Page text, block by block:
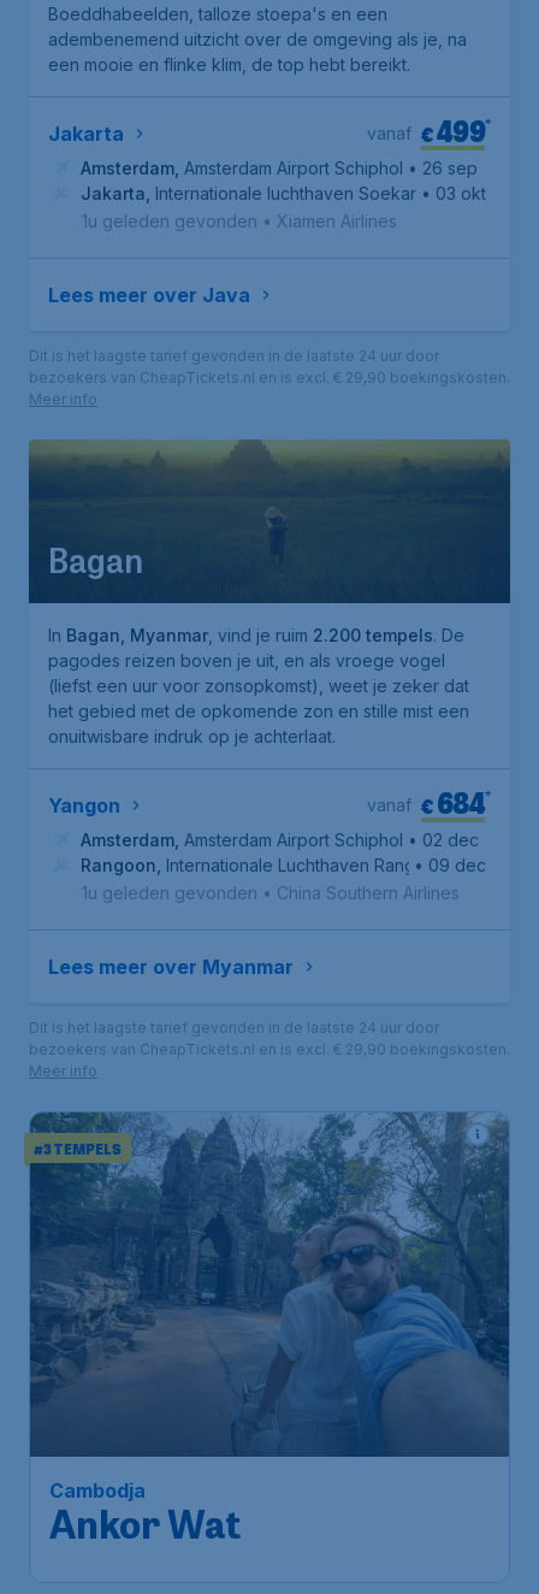
Boeddhabeelden, talloze stoepa's en een
adembenemend uitzicht over de omgeving als je, na
een mooie en flinke klim, de top hebt bereikt.
Jakarta €499*
vanaf
Amsterdam Amsterdam Airport Schiphol • 26 sep
Jakarta Internationale luchthaven Soekarno-Hatta
• 03 okt
1u geleden gevonden • Xiamen Airlines
Lees meer over Java
Dit is het laagste tarief gevonden in de laatste 24 uur door
bezoekers van CheapTickets.nl en is excl. € 29,90 boekingskosten.
Meer info
Bagan
In Bagan, Myanmar , vind je ruim 2.200 tempels. De
pagodes reizen boven je uit, en als vroege vogel
(liefst een uur voor zonsopkomst), weet je zeker dat
het gebied met de opkomende zon en stille mist een
onuitwisbare indruk op je achterlaat.
Yangon €684*
vanaf
Amsterdam Amsterdam Airport Schiphol • 02 dec
Rangoon Internationale Luchthaven Rangoon• 09 dec
1u geleden gevonden • China Southern Airlines
Lees meer over Myanmar
Dit is het laagste tarief gevonden in de laatste 24 uur door
bezoekers van CheapTickets.nl en is excl. € 29,90 boekingskosten.
Meer info
#3 TEMPELS
Cambodja
Ankor Wat